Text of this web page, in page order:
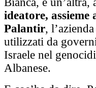
ideatore,
Palantir,
utilizzati da
Israele nel
Albanese.